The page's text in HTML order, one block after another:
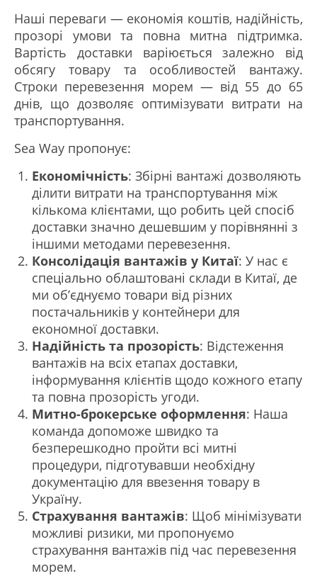
Наші переваги — економія коштів, надійність,
прозорі умови та повна митна підтримка.
Вартість доставки варіюється залежно від
обсягу товару та особливостей вантажу.
Строки перевезення морем — від 55 до 65
днів, що дозволяє оптимізувати витрати на
транспортування.
Sea Way пропонує:
Економічність: Збірні вантажі дозволяють
ділити витрати на транспортування між
кількома клієнтами, що робить цей спосіб
доставки значно дешевшим у порівнянні з
іншими методами перевезення.
Консолідація вантажів у Китаї: У нас є
спеціально облаштовані склади в Китаї, де
ми об’єднуємо товари від різних
постачальників у контейнери для
економної доставки.
Надійність та прозорість: Відстеження
вантажів на всіх етапах доставки,
інформування клієнтів щодо кожного етапу
та повна прозорість угоди.
Митно-брокерське оформлення: Наша
команда допоможе швидко та
безперешкодно пройти всі митні
процедури, підготувавши необхідну
документацію для ввезення товару в
Україну.
Страхування вантажів: Щоб мінімізувати
можливі ризики, ми пропонуємо
страхування вантажів під час перевезення
морем.